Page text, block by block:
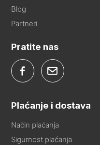
Blog
Partneri
Pratite nas
Plaćanje i dostava
Način plaćanja
Sigurnost plaćanja